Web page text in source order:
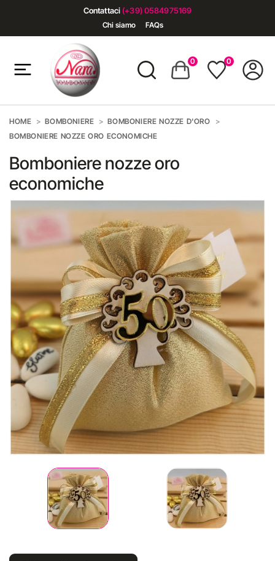
Contattaci (+39) 0584975169
Chi siamo FAQs
0 0
HOME BOMBONIERE
BOMBONIERE NOZZE D'ORO
BOMBONIERE NOZZE ORO ECONOMICHE
Bomboniere nozze oro
economiche